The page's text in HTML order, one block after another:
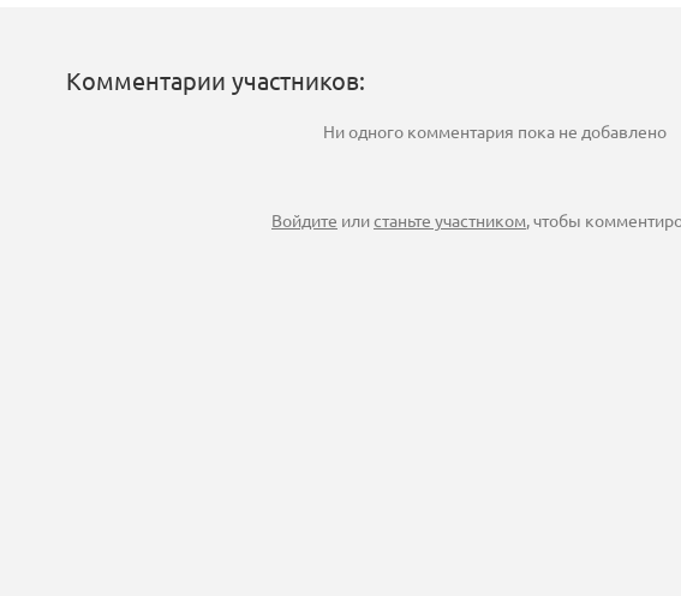
Комментарии участников:
Ни одного комментария пока не добавлено
Войдите илистаньте участником, чтобы